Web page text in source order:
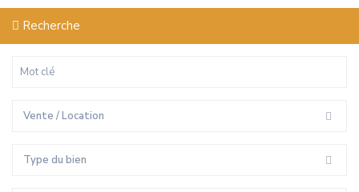
Recherche
Vente / Location
Type du bien